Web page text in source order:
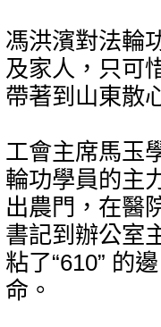
馮洪濱對法輪
及家人，只可
帶著到山東散
工會主席馬玉
輪功學員的主
出農門，在醫
書記到辦公室
粘了“610” 的
命。